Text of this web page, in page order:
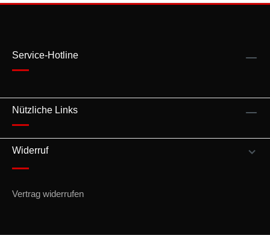
Service-Hotline
Nützliche Links
Widerruf
Vertrag widerrufen